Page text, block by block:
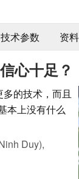
术参数 资
心十足？
的技术，而且
本上没有什么
Duy),